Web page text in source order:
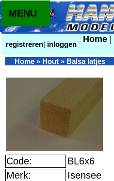
registreren| inloggen
Home
MENU
Home » Hout » Balsa latjes
Code:
BL6x6
Merk:
Isensee